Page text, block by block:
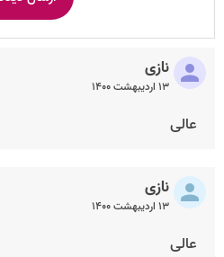
نازی
۱۳ اردیبهشت ۱۴۰۰
عالی
نازی
۱۳ اردیبهشت ۱۴۰۰
عالی